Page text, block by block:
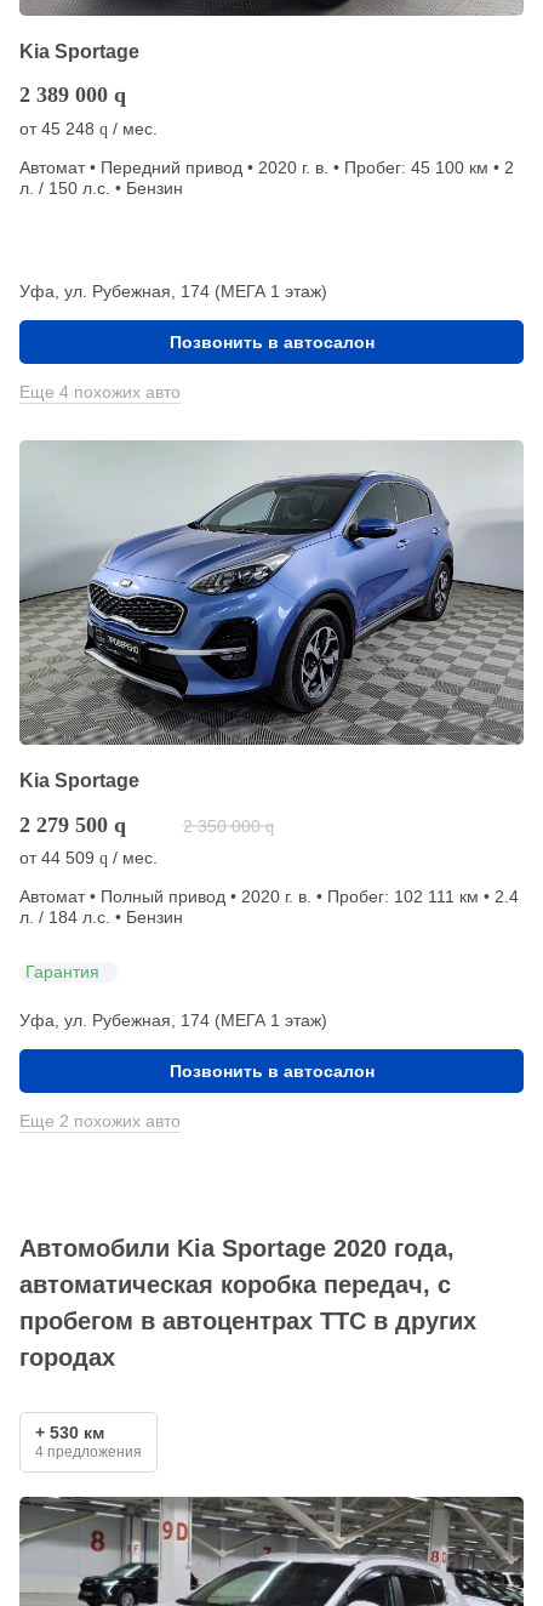
Kia Sportage
2 389 000 q
от45 248 q / мес.
Автомат • Передний привод • 2020 г. в. • Пробег: 45 100 км • 2
л. / 150 л.с. • Бензин
Уфа, ул. Рубежная, 174 (МЕГА 1 этаж)
Позвонить в автосалон
Еще 4 похожих авто
Kia Sportage
2 279 500 q 2 350 000 q
от44 509 q / мес.
Автомат • Полный привод • 2020 г. в. • Пробег: 102 111 км • 2.4
л. / 184 л.с. • Бензин
Гарантия
Уфа, ул. Рубежная, 174 (МЕГА 1 этаж)
Позвонить в автосалон
Еще 2 похожих авто
Автомобили Kia Sportage 2020 года,
автоматическая коробка передач, с
пробегом в автоцентрах ТТС в других
городах
+ 530 км
4 предложения